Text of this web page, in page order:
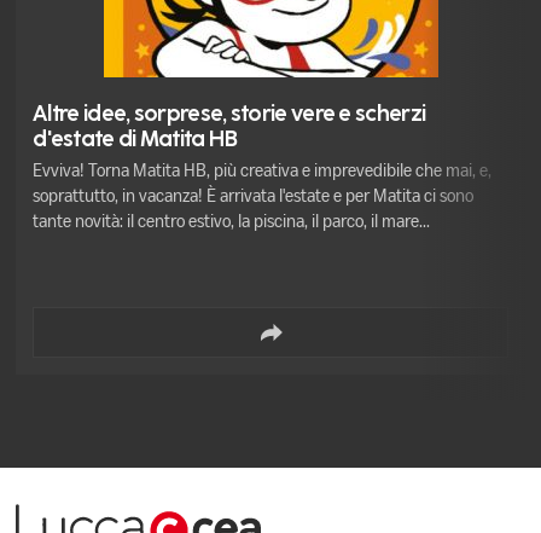
Altre idee, sorprese, storie vere e scherzi
d'estate di Matita HB
Evviva! Torna Matita HB, più creativa e imprevedibile che mai, e,
soprattutto, in vacanza! È arrivata l'estate e per Matita ci sono
tante novità: il centro estivo, la piscina, il parco, il mare...